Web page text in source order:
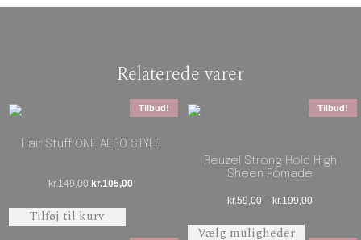
Relaterede varer
Tilbud!
Hair Stuff ONE AERO STYLE
kr.149,00 Den oprindelige pris var: kr.149,00.
kr.105,00
Tilføj til kurv
Tilbud!
Reuzel Strong Hold High
Sheen Pomade
kr.59,00 – kr. 199,00
Vælg muligheder